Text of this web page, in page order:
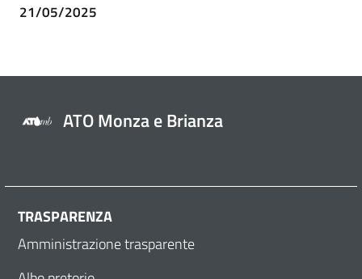
21/05/2025
ATO Monza e Brianza
TRASPARENZA
Amministrazione trasparente